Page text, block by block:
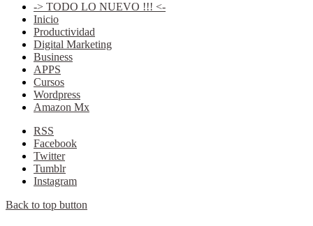
-> TODO LO NUEVO !!! <-
Inicio
Productividad
Digital Marketing
Business
APPS
Cursos
Wordpress
Amazon Mx
RSS
Facebook
Twitter
Tumblr
Instagram
Back to top button